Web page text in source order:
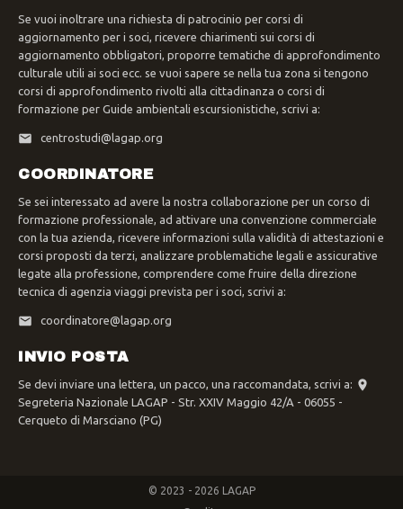
Se vuoi inoltrare una richiesta di patrocinio per corsi di
aggiornamento per i soci, ricevere chiarimenti sui corsi di
aggiornamento obbligatori, proporre tematiche di approfondimento
culturale utili ai soci ecc. se vuoi sapere se nella tua zona si tengono
corsi di approfondimento rivolti alla cittadinanza o corsi di
formazione per Guide ambientali escursionistiche, scrivi a:
centrostudi@lagap.org
COORDINATORE
Se sei interessato ad avere la nostra collaborazione per un corso di
formazione professionale, ad attivare una convenzione commerciale
con la tua azienda, ricevere informazioni sulla validità di attestazioni e
corsi proposti da terzi, analizzare problematiche legali e assicurative
legate alla professione, comprendere come fruire della direzione
tecnica di agenzia viaggi prevista per i soci, scrivi a:
coordinatore@lagap.org
INVIO POSTA
Se devi inviare una lettera, un pacco, una raccomandata, scrivi a:
Segreteria Nazionale LAGAP - Str. XXIV Maggio 42/A - 06055 -
Cerqueto di Marsciano (PG)
© 2023 - 2026 LAGAP